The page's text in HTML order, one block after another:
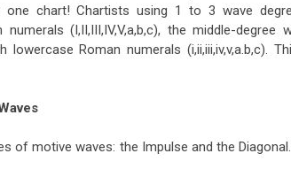
one chart! Chartists using 1 to 3 wave
numerals (I,II,III,IV,V,a,b,c), the middle-
lowercase Roman numerals (i,ii,iii,iv,v,a.b,c).
of motive waves: the Impulse and the